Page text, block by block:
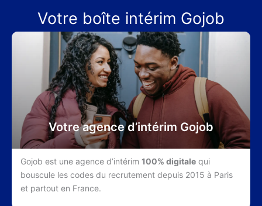
Votre boîte intérim Gojob
Votre agence d’intérim Gojob
Gojob est une agence d’intérim 100% digitale qui
bouscule les codes du recrutement depuis 2015 à Paris
et partout en France.